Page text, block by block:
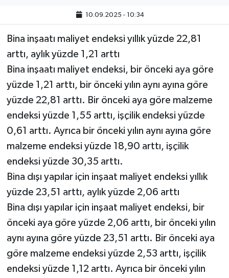
10.09.2025 - 10:34
Bina inşaatı maliyet endeksi yıllık yüzde 22,81
arttı, aylık yüzde 1,21 arttı
Bina inşaatı maliyet endeksi, bir önceki aya göre
yüzde 1,21 arttı, bir önceki yılın aynı ayına göre
yüzde 22,81 arttı. Bir önceki aya göre malzeme
endeksi yüzde 1,55 arttı, işçilik endeksi yüzde
0,61 arttı. Ayrıca bir önceki yılın aynı ayına göre
malzeme endeksi yüzde 18,90 arttı, işçilik
endeksi yüzde 30,35 arttı.
Bina dışı yapılar için inşaat maliyet endeksi yıllık
yüzde 23,51 arttı, aylık yüzde 2,06 arttı
Bina dışı yapılar için inşaat maliyet endeksi, bir
önceki aya göre yüzde 2,06 arttı, bir önceki yılın
aynı ayına göre yüzde 23,51 arttı. Bir önceki aya
göre malzeme endeksi yüzde 2,53 arttı, işçilik
endeksi yüzde 1,12 arttı. Ayrıca bir önceki yılın